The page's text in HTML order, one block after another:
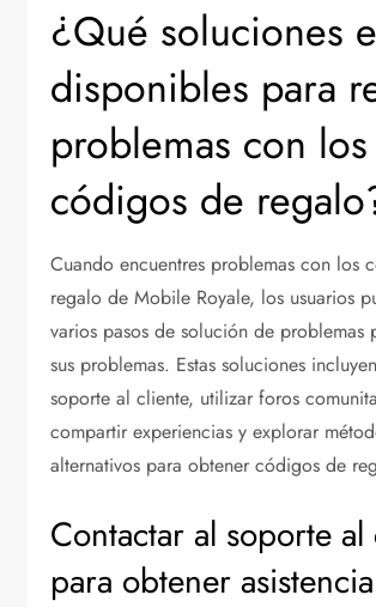
¿Qué soluciones
disponibles para
problemas con los
códigos de
Cuando encuentres problemas con los
regalo de Mobile Royale, los usuarios
varios pasos de solución de problemas
sus problemas. Estas soluciones
soporte al cliente, utilizar foros
compartir experiencias y explorar
alternativos para obtener códigos de
Contactar al soporte
para obtener asistencia